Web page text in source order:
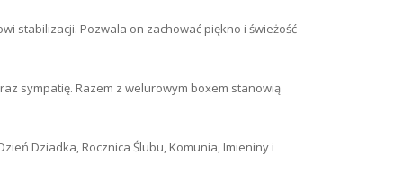
stabilizacji. Pozwala on zachować piękno i świeżość
sympatię. Razem z welurowym boxem stanowią
Dziadka, Rocznica Ślubu, Komunia, Imieniny i